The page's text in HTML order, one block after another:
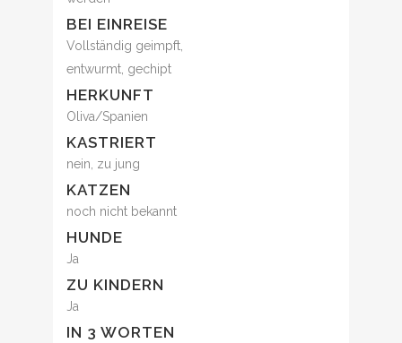
BEI EINREISE
Vollständig geimpft,
entwurmt, gechipt
HERKUNFT
Oliva/Spanien
KASTRIERT
nein, zu jung
KATZEN
noch nicht bekannt
HUNDE
Ja
ZU KINDERN
Ja
IN 3 WORTEN